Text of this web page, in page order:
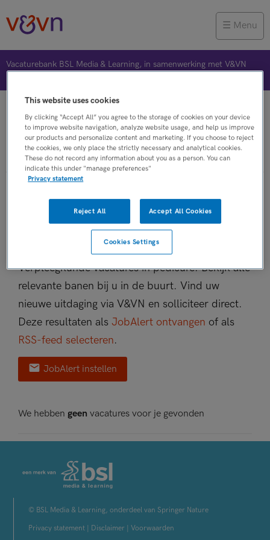
Menu
Vacaturebank BSL Media & Learning, in samenwerking met V&VN
Vacature plaatsen Jobalert Bewaarde vacatures
Verpleegkunde
Verpleegkunde vacatures in
Op dit moment zijn er binnen V&VN
Verpleegkunde vacatures in pedicure. Bekijk alle
relevante banen bij u in de buurt. Vind uw
nieuwe uitdaging via V&VN en solliciteer direct.
Deze resultaten als JobAlert ontvangen of als
RSS-feed selecteren.
JobAlert instellen
We hebben geen vacatures voor je gevonden
© BSL Media & Learning, onderdeel van Springer Nature
Privacy statement
Disclaimer Voorwaarden
This website uses cookies
By clicking “Accept All” you agree to the storage of cookies on your device
to improve website navigation, analyze website usage, and help us improve
our products and personalize content and marketing. If you choose to reject
the cookies, we only place the strictly necessary and analytical cookies.
These do not record any information about you as a person. You can
indicate this under "manage preferences"
Privacy statement
Reject All Accept All Cookies
Cookies Settings